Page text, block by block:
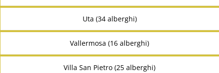
Uta (34 alberghi)
Vallermosa (16 alberghi)
Villa San Pietro (25 alberghi)